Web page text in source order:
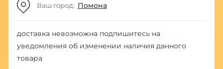
Ваш город: Помона
доставка невозможна подпишитесь на
уведомления об изменении наличия данного
товара